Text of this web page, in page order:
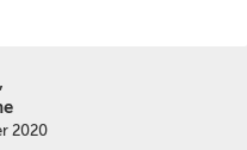
2020